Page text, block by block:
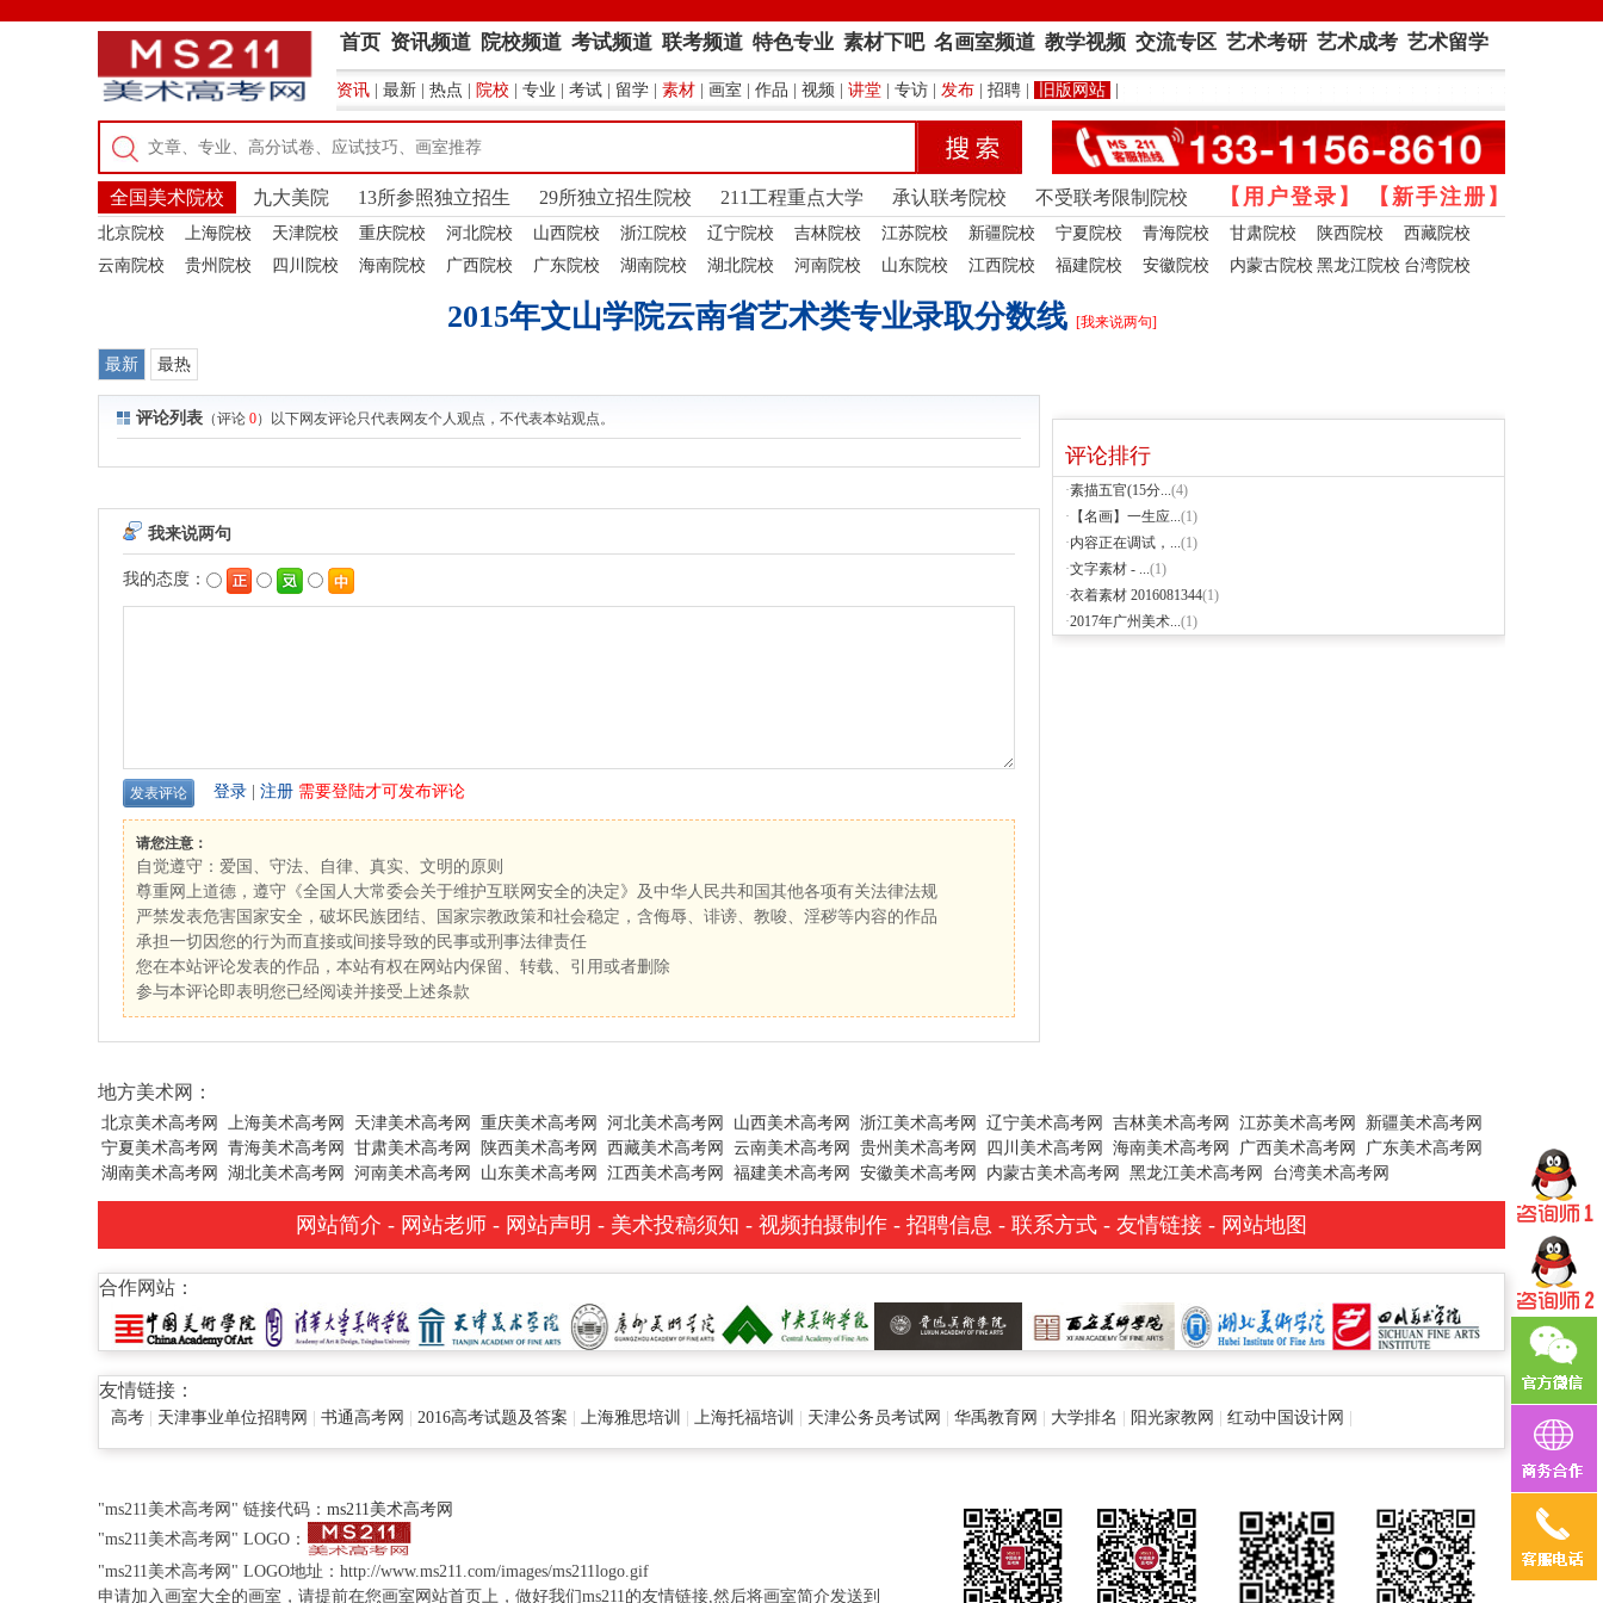
首页 资讯频道 院校频道 考试频道 联考频道 特色专业 素材下吧 名画室频道 教学视频 交流专区 艺术考研 艺术成考 艺术留学
资讯 最新 热点 院校 专业 考试 留学 素材 画室 作品 视频 讲堂 专访 发布 招聘 旧版网站
全国美术院校 九大美院 13所参照独立招生 29所独立招生院校 211工程重点大学 承认联考院校 不受联考限制院校
北京院校 上海院校 天津院校 重庆院校 河北院校 山西院校 浙江院校 辽宁院校 吉林院校 江苏院校 新疆院校 宁夏院校 青海院校 甘肃院校 陕西院校
西藏院校
云南院校
贵州院校 四川院校 海南院校 广西院校 广东院校 湖南院校 湖北院校 河南院校 山东院校 江西院校 福建院校 安徽院校 内蒙古院校 黑龙江院校 台湾院校
2015年文山学院云南省艺术类专业录取分数线 [我来说两句]
最新 最热
评论列表 （评论 0）以下网友评论只代表网友个人观点，不代表本站观点。
我来说两句
我的态度：
登录 注册 需要登陆才可发布评论
请您注意：
自觉遵守：爱国、守法、自律、真实、文明的原则
尊重网上道德，遵守《全国人大常委会关于维护互联网安全的决定》及中华人民共和国其他各项有关法律法规
严禁发表危害国家安全，破坏民族团结、国家宗教政策和社会稳定，含侮辱、诽谤、教唆、淫秽等内容的作品
承担一切因您的行为而直接或间接导致的民事或刑事法律责任
您在本站评论发表的作品，本站有权在网站内保留、转载、引用或者删除
参与本评论即表明您已经阅读并接受上述条款
评论排行
·素描五官(15分...(4)
· 【名画】一生应...(1)
·内容正在调试，...(1)
·文字素材 - ...(1)
·衣着素材 2016081344(1)
·2017年广州美术...(1)
地方美术网：
北京美术高考网 上海美术高考网 天津美术高考网 重庆美术高考网 河北美术高考网 山西美术高考网 浙江美术高考网 辽宁美术高考网 吉林美术高考网 江苏美术高考网
新疆美术高考网
宁夏美术高考网
青海美术高考网 甘肃美术高考网 陕西美术高考网 西藏美术高考网 云南美术高考网 贵州美术高考网 四川美术高考网 海南美术高考网 广西美术高考网
广东美术高考网
湖南美术高考网
湖北美术高考网 河南美术高考网 山东美术高考网 江西美术高考网 福建美术高考网 安徽美术高考网 内蒙古美术高考网 黑龙江美术高考网 台湾美术高考网
网站简介 - 网站老师 - 网站声明 - 美术投稿须知 - 视频拍摄制作 - 招聘信息 - 联系方式 - 友情链接 - 网站地图
合作网站：
友情链接：
高考 天津事业单位招聘网 书通高考网 2016高考试题及答案 上海雅思培训 上海托福培训 天津公务员考试网 华禹教育网 大学排名 阳光家教网 红动中国设计网
"ms211美术高考网" 链接代码： ms211美术高考网
"ms211美术高考网" LOGO：
"ms211美术高考网" LOGO地址：http://www.ms211.com/images/ms211logo.gif
申请加入画室大全的画室，请提前在您画室网站首页上，做好我们ms211的友情链接,然后将画室简介发送到